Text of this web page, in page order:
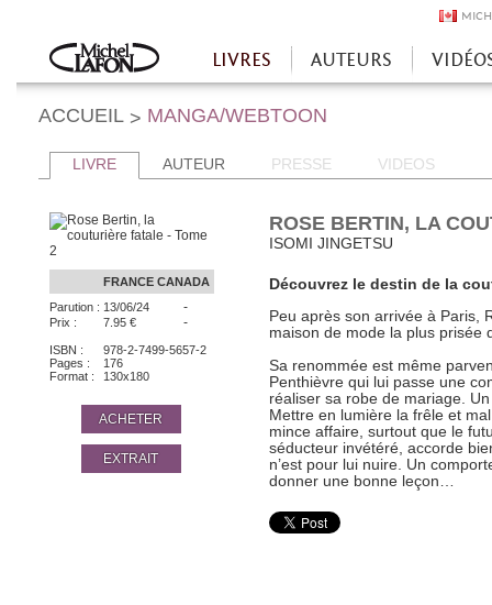
Accueil
LIVRES AUTEURS
ACCUEIL > MANGA/WEBTOON
LIVRE AUTEUR PRESSE VIDEOS
FRANCE CANADA
Parution : 13/06/24 -
Prix : 7.95 € -
ISBN :
978-2-7499-5657-2
Pages :
176
Format :
130x180
ACHETER
EXTRAIT
ROSE BERTIN, LA
ISOMI JINGETSU
Découvrez le destin de la
Peu après son arrivée à Paris,
maison de mode la plus prisée
Sa renommée est même
Penthièvre qui lui passe une
réaliser sa robe de mariage.
Mettre en lumière la frêle et
mince affaire, surtout que le
séducteur invétéré, accorde
n’est pour lui nuire. Un
donner une bonne leçon…